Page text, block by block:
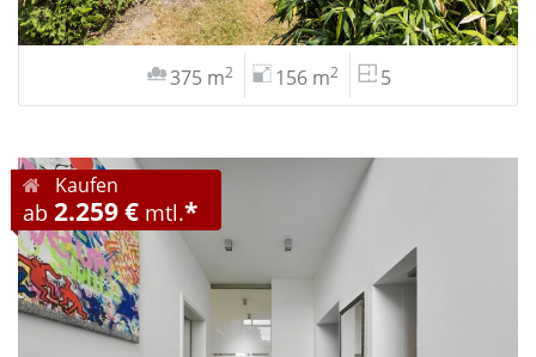
375 m2 156 m2 5
Kaufen
ab 2.259 € mtl.*